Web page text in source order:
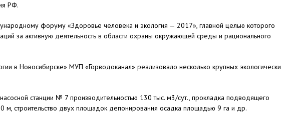
РФ.
форуму «Здоровье человека и экология — 2017», главной целью которого
за активную деятельность в области охраны окружающей среды и рационального
в Новосибирске» МУП «Горводоканал» реализовало несколько крупных экологически
станции № 7 производительностью 130 тыс. м3/сут., прокладка подводящего
м, строительство двух площадок депонирования осадка площадью 9 га и др.